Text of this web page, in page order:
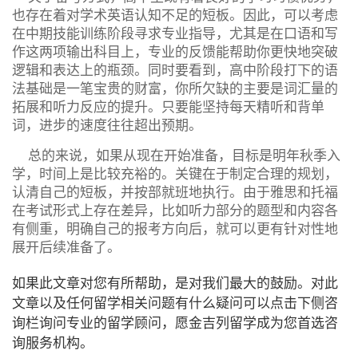
也存在着对学术英语认知不足的短板。因此，可以考虑
在中期技能训练阶段寻求专业指导，尤其是在口语和写
作这两项输出科目上，专业的反馈能帮助你更快地突破
逻辑和表达上的瓶颈。同时要看到，高中阶段打下的语
法基础是一笔宝贵的财富，你所欠缺的主要是词汇量的
拓展和听力反应的提升。只要能坚持每天精听和背单
词，进步的速度往往超出预期。
总的来说，如果从现在开始准备，目标是明年秋季入
学，时间上是比较充裕的。关键在于制定合理的规划，
认清自己的短板，并按部就班地执行。由于雅思和托福
在考试形式上存在差异，比如听力部分的题型和内容各
有侧重，明确自己的报考方向后，就可以更有针对性地
展开后续准备了。
如果此文章对您有所帮助，是对我们最大的鼓励。对此
文章以及任何留学相关问题有什么疑问可以点击下侧咨
询栏询问专业的留学顾问，愿金吉列留学成为您首选咨
询服务机构。